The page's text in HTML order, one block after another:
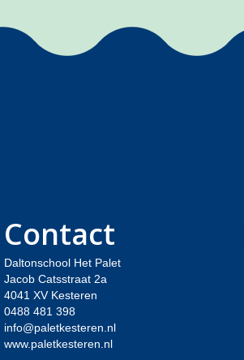
Contact
Daltonschool Het Palet
Jacob Catsstraat 2a
4041 XV Kesteren
0488 481 398
info@paletkesteren.nl
www.paletkesteren.nl